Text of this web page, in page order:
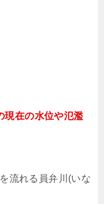
現在の水位や氾濫
流れる員弁川(いな